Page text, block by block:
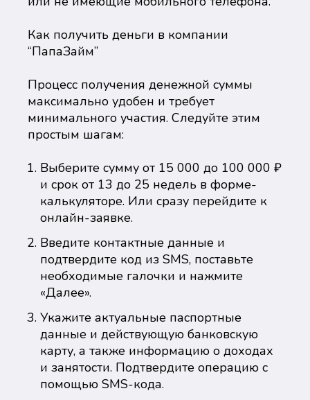
Как получить деньги в компании
“ПапаЗайм”
Процесс получения денежной суммы
максимально удобен и требует
минимального участия. Следуйте этим
простым шагам:
Выберите сумму от 15 000 до 100 000 ₽
и срок от 13 до 25 недель в форме-
калькуляторе. Или сразу перейдите к
онлайн-заявке.
Введите контактные данные и
подтвердите код из SMS, поставьте
необходимые галочки и нажмите
«Далее».
Укажите актуальные паспортные
данные и действующую банковскую
карту, а также информацию о доходах
и занятости. Подтвердите операцию с
помощью SMS-кода.